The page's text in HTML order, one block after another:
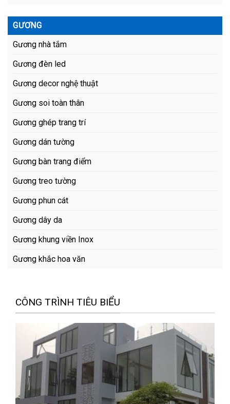
GƯƠNG
Gương nhà tắm
Gương đèn led
Gương decor nghệ thuật
Gương soi toàn thân
Gương ghép trang trí
Gương dán tường
Gương bàn trang điểm
Gương treo tường
Gương phun cát
Gương dây da
Gương khung viền Inox
Gương khắc hoa văn
CÔNG TRÌNH TIÊU BIỂU